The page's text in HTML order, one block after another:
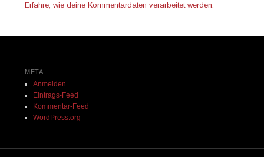
Erfahre, wie deine Kommentardaten verarbeitet werden.
META
Anmelden
Eintrags-Feed
Kommentar-Feed
WordPress.org